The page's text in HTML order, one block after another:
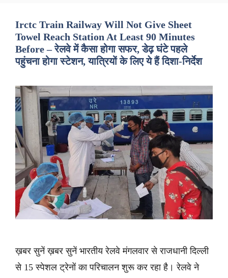
Irctc Train Railway Will Not Give Sheet
Towel Reach Station At Least 90 Minutes
Before – रेलवे में कैसा होगा सफर, डेढ़ घंटे पहले
पहुंचना होगा स्टेशन, यात्रियों के लिए ये हैं दिशा-निर्देश
ख़बर सुनें ख़बर सुनें भारतीय रेलवे मंगलवार से राजधानी दिल्ली
से 15 स्पेशल ट्रेनों का परिचालन शुरू कर रहा है। रेलवे ने